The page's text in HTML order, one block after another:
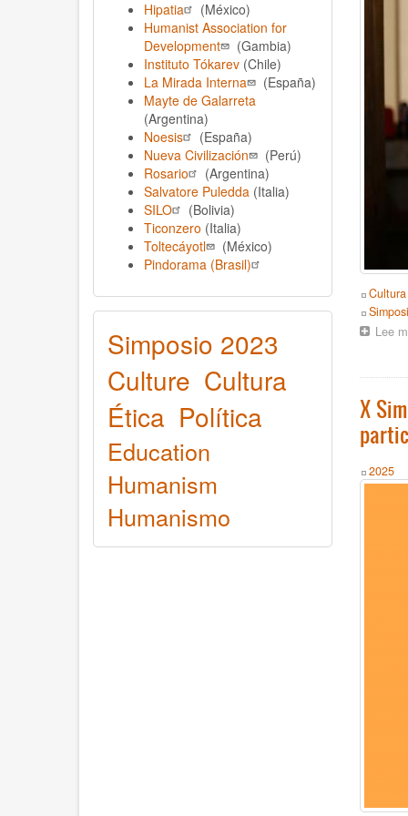
Hipatia
(México)
Humanist Association for
Development
(Gambia)
Instituto Tókarev (Chile)
La Mirada Interna
(España)
Mayte de Galarreta
(Argentina)
Noesis
(España)
Nueva Civilización
(Perú)
Rosario
(Argentina)
Salvatore Puledda (Italia)
SILO
(Bolivia)
Ticonzero (Italia)
Toltecáyotl
(México)
Pindorama (Brasil)
Simposio 2023
Culture Cultura
Ética Política
Education
Humanism
Humanismo
Topics
Cultura
Event
Lee
X
Year
2025